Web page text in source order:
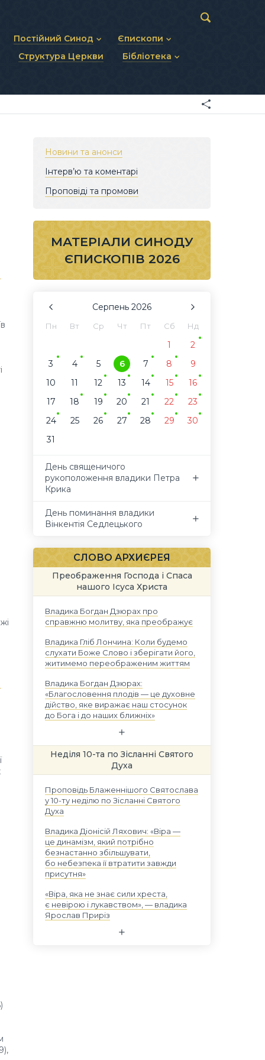
Постійний Синод
Статут Постійного Синоду
Єпископи
Діючі єпископи
Структура Церкви Бібліотека
Матеріали Синодів
Новини та анонси
Інтерв’ю та коментарі
Проповіді та промови
МАТЕРІАЛИ СИНОДУ
ЄПИСКОПІВ 2026
Серпень 2026
Пн Вт Ср Чт Пт Сб Нд
1
2
3
4 5 6 7 8
9
10
11 12 13 14 15
16
17
18 19 20 21 22
23
24
25 26 27 28 29
30
31
День священичого
рукоположення владики Петра
Крика
День поминання владики
Вінкентія Седлецького
СЛОВО АРХИЄРЕЯ
Преображення Господа і Спаса
нашого Ісуса Христа
Владика Богдан Дзюрах про
справжню молитву, яка преображує
Владика Гліб Лончина: Коли будемо
слухати Боже Слово і зберігати його,
житимемо переображеним життям
Владика Богдан Дзюрах:
«Благословення плодів — це духовне
дійство, яке виражає наш стосунок
до Бога і до наших ближніх»
Неділя 10-та по Зісланні Святого
Духа
Проповідь Блаженнішого Святослава
у 10-ту неділю по Зісланні Святого
Духа
Владика Діонісій Ляхович: «Віра —
це динамізм, який потрібно
безнастанно збільшувати,
бо небезпека її втратити завжди
присутня»
«Віра, яка не знає сили хреста,
є невірою і лукавством», — владика
Ярослав Приріз